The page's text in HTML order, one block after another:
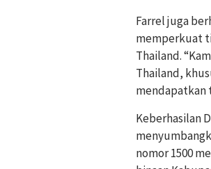
Farrel juga
memperkuat
Thailand.
Thailand,
mendapatkan
Keberhasilan
nomor 1500